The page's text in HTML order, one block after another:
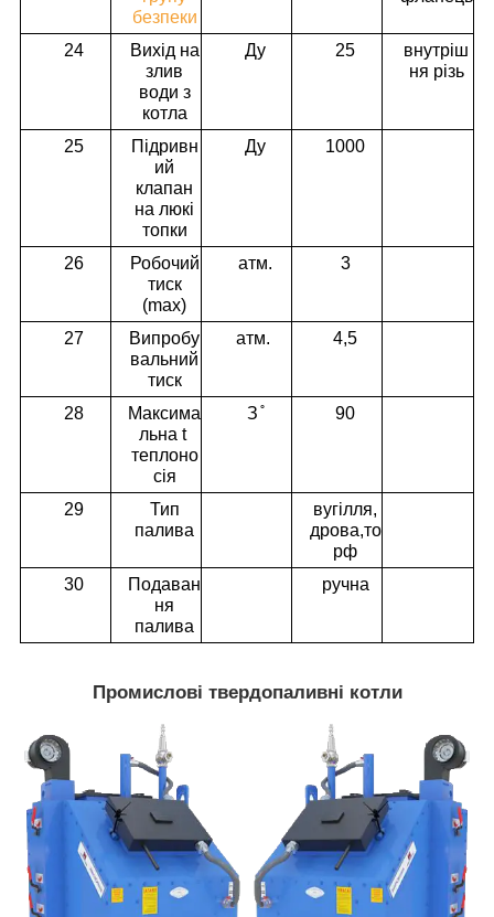
безпеки
24
Вихід на
злив
води з
котла
Ду 25
внутріш
ня різь
25
Підривн
ий
клапан
на люкі
топки
Ду 1000
26
Робочий
тиск
(max)
атм. 3
27
Випробу
вальний
тиск
атм. 4,5
28
Максима
льна t
теплоно
сія
З ̊ 90
29
Тип
палива
вугілля,
дрова,то
рф
30
Подаван
ня
палива
ручна
Промислові твердопаливні котли